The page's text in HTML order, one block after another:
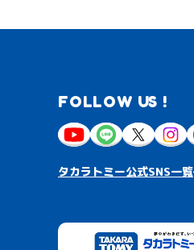
FOLLOW US !
タカラトミー公式SNS一覧